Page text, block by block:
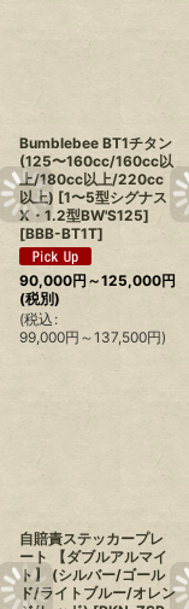
Bumblebee BT1チタン
(125〜160cc/160cc以
上/180cc以上/220cc
以上) [1〜5型シグナス
X・1.2型BW'S125]
[BBB-BT1T]
90,000円 ～125,000円
(税別)
(税込 :
99,000円 ～137,500円)
自賠責ステッカープレ
ート 【ダブルアルマイ
ト】 (シルバー/ゴール
ド/ライトブルー/オレン